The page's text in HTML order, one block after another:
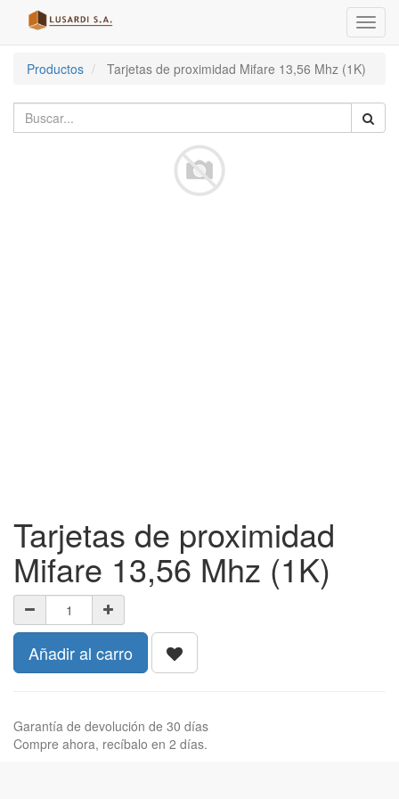
Menú
de
Productos Tarjetas de proximidad Mifare 13,56 Mhz (1K)
Tarjetas de proximidad
Mifare 13,56 Mhz (1K)
Añadir al carro
Garantía de devolución de 30 días
Compre ahora, recíbalo en 2 días.